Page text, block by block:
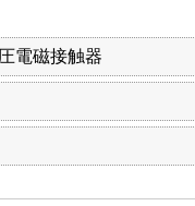
電磁接触器